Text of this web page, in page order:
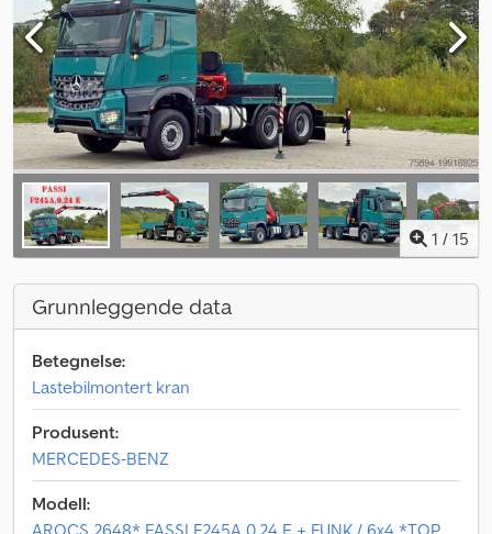
1 / 15
Grunnleggende data
Betegnelse:
Lastebilmontert kran
Produsent:
MERCEDES-BENZ
Modell:
AROCS 2648* FASSI F245A.0.24 E + FUNK / 6x4 *TOP